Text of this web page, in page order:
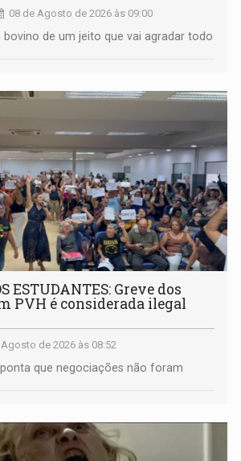
08 de Agosto de 2026 às 09:00
bovino de um jeito que vai agradar todo
ESTUDANTES: Greve dos
PVH é considerada ilegal
de 2026 às 08:52
que negociações não foram